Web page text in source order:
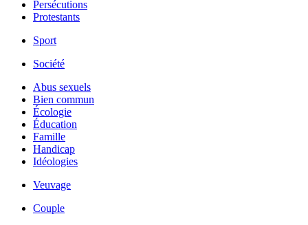
Persécutions
Protestants
Sport
Société
Abus sexuels
Bien commun
Écologie
Éducation
Famille
Handicap
Idéologies
Veuvage
Couple